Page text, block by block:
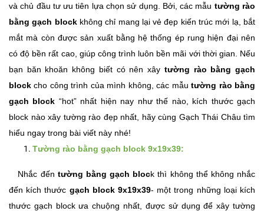
và chủ đầu tư ưu tiên lựa chọn sử dụng. Bởi, các mẫu tường rào
bằng gạch blockkhông chỉ mang lại vẻ đẹp kiến trúc mới lạ, bắt
mắt mà còn được sản xuất bằng hệ thống ép rung hiện đại nên
có độ bền rất cao, giúp công trình luôn bền mãi với thời gian. Nếu
bạn băn khoăn không biết có nên xây tường rào bằng gạch
block cho công trình của mình không, các mẫutường rào bằng
gạch block “hot” nhất hiện nay như thế nào, kích thước gạch
block nào xây tường rào đẹp nhất, hãy cùng Gạch Thái Châu tìm
hiểu ngay trong bài viết này nhé!
Tường rào bằng gạch block 9x19x39:
Nhắc đến tường bằng gạch block thì không thể không nhắc
đến kích thước gạch block 9x19x39- một trong những loại kích
thước gạch block ưa chuộng nhất, được sử dụng để xây tường